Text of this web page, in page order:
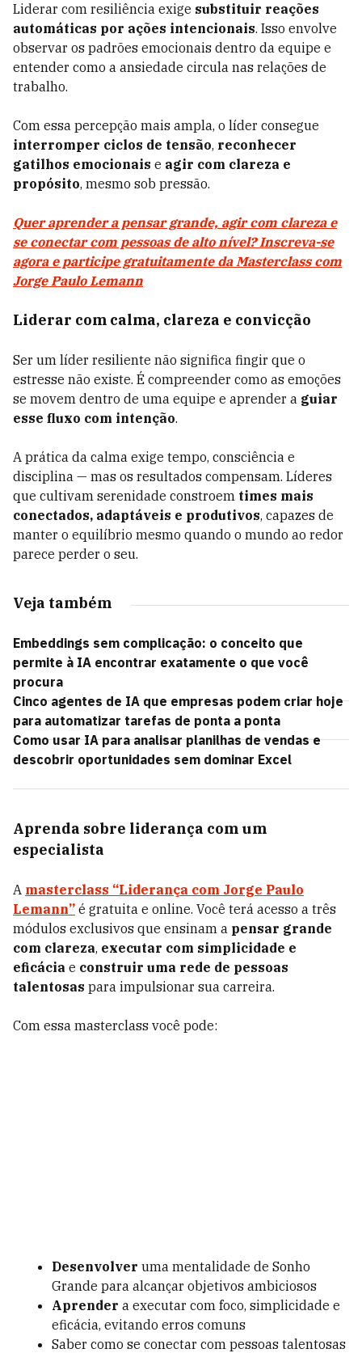
Liderar com resiliência exige substituir reações
automáticas por ações intencionais. Isso envolve
observar os padrões emocionais dentro da equipe e
entender como a ansiedade circula nas relações de
trabalho.
Com essa percepção mais ampla, o líder consegue
interromper ciclos de tensão, reconhecer
gatilhos emocionais e agir com clareza e
propósito, mesmo sob pressão.
Quer aprender a pensar grande, agir com clareza e
se conectar com pessoas de alto nível? Inscreva-se
agora e participe gratuitamente da Masterclass com
Jorge Paulo Lemann
Liderar com calma, clareza e convicção
Ser um líder resiliente não significa fingir que o
estresse não existe. É compreender como as emoções
se movem dentro de uma equipe e aprender a guiar
esse fluxo com intenção.
A prática da calma exige tempo, consciência e
disciplina — mas os resultados compensam. Líderes
que cultivam serenidade constroem times mais
conectados, adaptáveis e produtivos, capazes de
manter o equilíbrio mesmo quando o mundo ao redor
parece perder o seu.
Veja também
Embeddings sem complicação: o conceito que
permite à IA encontrar exatamente o que você
procura
Cinco agentes de IA que empresas podem criar hoje
para automatizar tarefas de ponta a ponta
Como usar IA para analisar planilhas de vendas e
descobrir oportunidades sem dominar Excel
Aprenda sobre liderança com um
especialista
A masterclass “Liderança com Jorge Paulo
Lemann” é gratuita e online. Você terá acesso a três
módulos exclusivos que ensinam a pensar grande
com clareza, executar com simplicidade e
eficácia e construir uma rede de pessoas
talentosas para impulsionar sua carreira.
Com essa masterclass você pode:
Desenvolver uma mentalidade de Sonho
Grande para alcançar objetivos ambiciosos
Aprender a executar com foco, simplicidade e
eficácia, evitando erros comuns
Saber como se conectar com pessoas talentosas